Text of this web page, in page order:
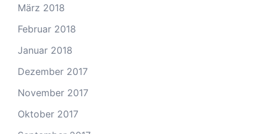
März 2018
Februar 2018
Januar 2018
Dezember 2017
November 2017
Oktober 2017